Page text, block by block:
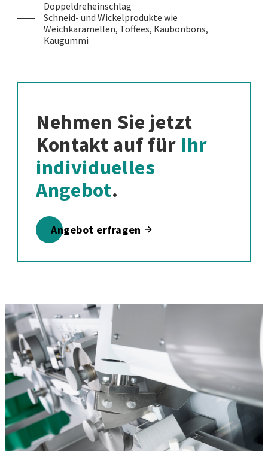
Nehmen Sie jetzt
Kontakt auf für Ihr
individuelles
Angebot.
Angebot erfragen
Doppeldreheinschlag
Schneid- und Wickelprodukte wie
Weichkaramellen, Toffees, Kaubonbons,
Kaugummi